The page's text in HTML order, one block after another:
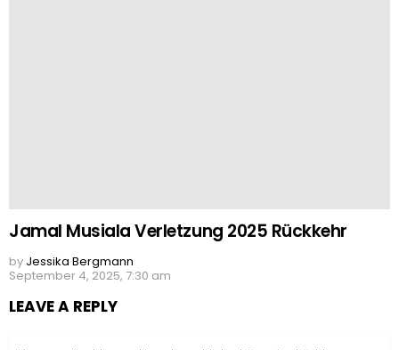
Jamal Musiala Verletzung 2025 Rückkehr
by Jessika Bergmann
September 4, 2025, 7:30 am
LEAVE A REPLY